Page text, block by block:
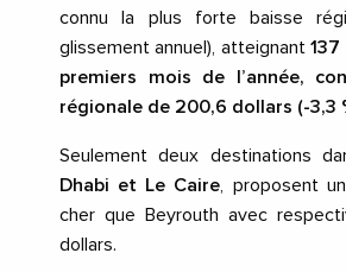
connu la plus forte baisse
glissement annuel), atteignant
premiers mois de l’année,
régionale de 200,6 dollars (-3,3
Seulement deux destinations
Dhabi et Le Caire , proposent
cher que Beyrouth avec
dollars.